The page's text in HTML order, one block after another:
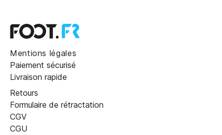
Mentions légales
Paiement sécurisé
Livraison rapide
Retours
Formulaire de rétractation
CGV
CGU